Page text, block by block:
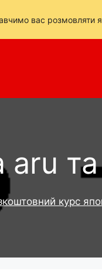
aru
курс
вас розмовляти